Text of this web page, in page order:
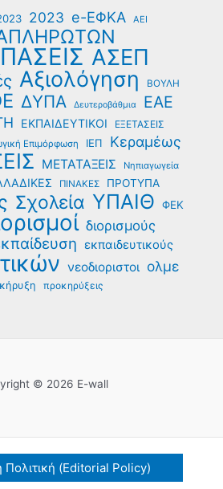
2023 e-ΕΦΚΑ ΑΕΙ
ΑΣΕΠ
Αξιολόγηση ΒΟΥΛΗ
ΔΥΠΑ Δευτεροβάθμια ΕΑΕ
ΕΚΠΑΙΔΕΥΤΙΚΟΙ ΕΞΕΤΑΣΕΙΣ
Επιμόρφωση ΙΕΠ Κεραμέως
ΜΕΤΑΤΑΞΕΙΣ
Νηπιαγωγεία
ΠΙΝΑΚΕΣ ΠΡΟΤΥΠΑ
Σχολεία ΥΠΑΙΘ ΦΕΚ
διορισμούς
εκπαιδευτικούς
νεοδιοριστοι ολμε
προκηρύξεις
© 2026 E-wall
Πολιτική (Editorial Policy)